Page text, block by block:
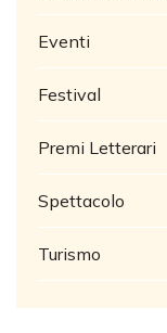
Eventi
Festival
Premi Letterari
Spettacolo
Turismo